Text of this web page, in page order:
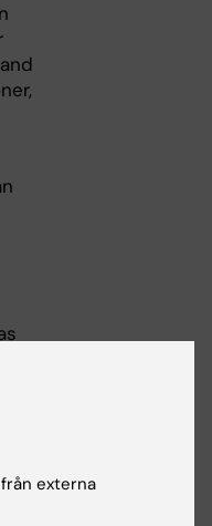
externa